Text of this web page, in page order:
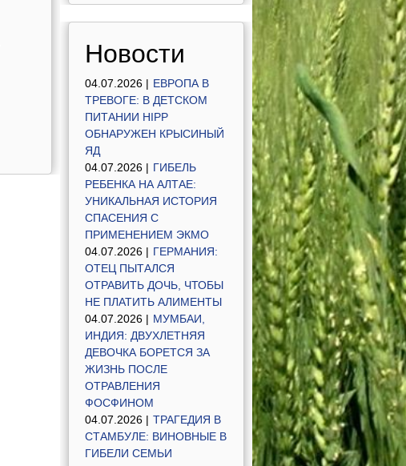
Новости
04.07.2026 | ЕВРОПА В
ТРЕВОГЕ: В ДЕТСКОМ
ПИТАНИИ HIPP
ОБНАРУЖЕН КРЫСИНЫЙ
ЯД
04.07.2026 | ГИБЕЛЬ
РЕБЕНКА НА АЛТАЕ:
УНИКАЛЬНАЯ ИСТОРИЯ
СПАСЕНИЯ С
ПРИМЕНЕНИЕМ ЭКМО
04.07.2026 | ГЕРМАНИЯ:
ОТЕЦ ПЫТАЛСЯ
ОТРАВИТЬ ДОЧЬ, ЧТОБЫ
НЕ ПЛАТИТЬ АЛИМЕНТЫ
04.07.2026 | МУМБАИ,
ИНДИЯ: ДВУХЛЕТНЯЯ
ДЕВОЧКА БОРЕТСЯ ЗА
ЖИЗНЬ ПОСЛЕ
ОТРАВЛЕНИЯ
ФОСФИНОМ
04.07.2026 | ТРАГЕДИЯ В
СТАМБУЛЕ: ВИНОВНЫЕ В
ГИБЕЛИ СЕМЬИ